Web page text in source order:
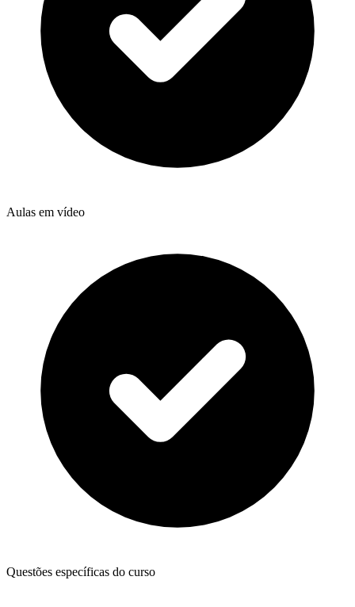
Aulas em vídeo
Questões específicas do curso